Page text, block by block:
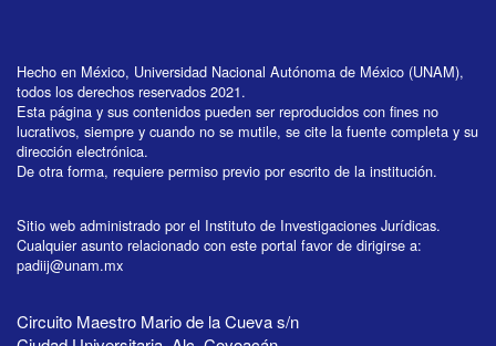
Hecho en México, Universidad Nacional Autónoma de México (UNAM),
todos los derechos reservados 2021.
Esta página y sus contenidos pueden ser reproducidos con fines no
lucrativos, siempre y cuando no se mutile, se cite la fuente completa y su
dirección electrónica.
De otra forma, requiere permiso previo por escrito de la institución.
Sitio web administrado por el Instituto de Investigaciones Jurídicas.
Cualquier asunto relacionado con este portal favor de dirigirse a:
padiij@unam.mx
Circuito Maestro Mario de la Cueva s/n